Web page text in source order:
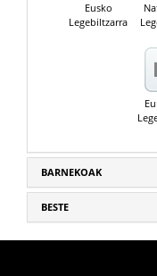
Eusko
Legebiltzarra
BARNEKOAK
BESTE